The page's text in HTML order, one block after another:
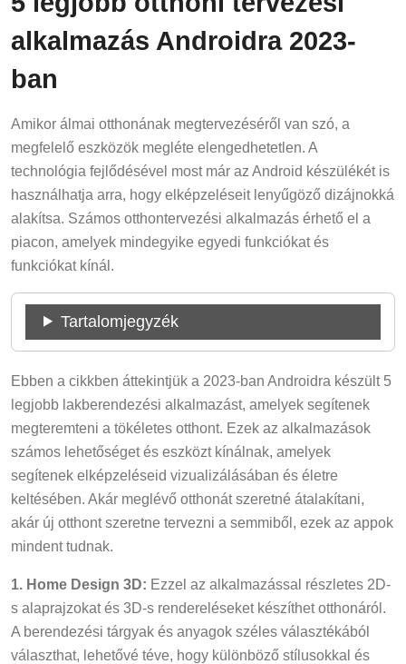
alkalmazás Androidra 2023-
ban
Amikor álmai otthonának megtervezéséről van szó, a
megfelelő eszközök megléte elengedhetetlen. A
technológia fejlődésével most már az Android készülékét is
használhatja arra, hogy elképzeléseit lenyűgöző dizájnokká
alakítsa. Számos otthontervezési alkalmazás érhető el a
piacon, amelyek mindegyike egyedi funkciókat és
funkciókat kínál.
Tartalomjegyzék
Ebben a cikkben áttekintjük a 2023-ban Androidra készült 5
legjobb lakberendezési alkalmazást, amelyek segítenek
megteremteni a tökéletes otthont. Ezek az alkalmazások
számos lehetőséget és eszközt kínálnak, amelyek
segítenek elképzeléseid vizualizálásában és életre
keltésében. Akár meglévő otthonát szeretné átalakítani,
akár új otthont szeretne tervezni a semmiből, ezek az appok
mindent tudnak.
1. Home Design 3D: Ezzel az alkalmazással részletes 2D-
s alaprajzokat és 3D-s rendereléseket készíthet otthonáról.
A berendezési tárgyak és anyagok széles választékából
választhat, lehetővé téve, hogy különböző stílusokkal és